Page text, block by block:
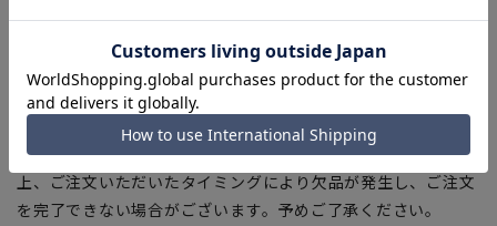
部、商品現物におすすめサイズ(ヌードサイズ)を記載している
商品もございます。
■ブラウザやお使いのモニター環境、また撮影時の室内外の光
加減により、実際の商品と掲載画像の色味が異なる場合がござ
■店舗や各モールサイトと商品在庫を共有しております関係
上、ご注文いただいたタイミングにより欠品が発生し、ご注文
を完了できない場合がございます。予めご了承ください。